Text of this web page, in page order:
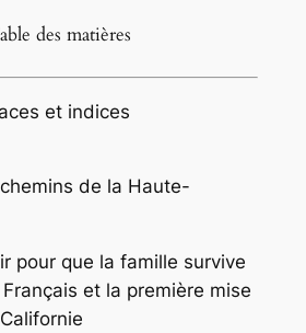
des matières
et indices
de la Haute-
pour que la famille survive
et la première mise